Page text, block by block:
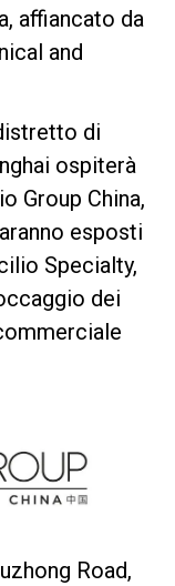
affiancato da
and
di
ospiterà
Group China,
esposti
Specialty,
dei
Road,